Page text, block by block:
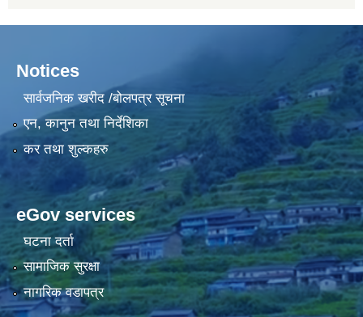
Notices
सार्वजनिक खरीद /बोलपत्र सूचना
एन, कानुन तथा निर्देशिका
कर तथा शुल्कहरु
eGov services
घटना दर्ता
सामाजिक सुरक्षा
नागरिक वडापत्र